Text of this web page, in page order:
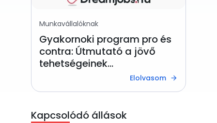
Munkavállalóknak
Gyakornoki program pro és
contra: Útmutató a jövő
tehetségeinek
Elolvasom arrow_forward
Kapcsolódó állások